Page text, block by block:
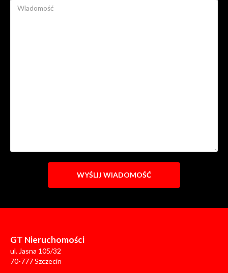
GT Nieruchomości
ul. Jasna 105/32
70-777 Szczecin